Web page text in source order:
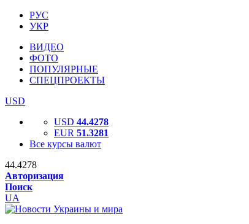
РУС
УКР
ВИДЕО
ФОТО
ПОПУЛЯРНЫЕ
СПЕЦПРОЕКТЫ
USD
USD 44.4278
EUR 51.3281
Все курсы валют
44.4278
Авторизация
Поиск
UA